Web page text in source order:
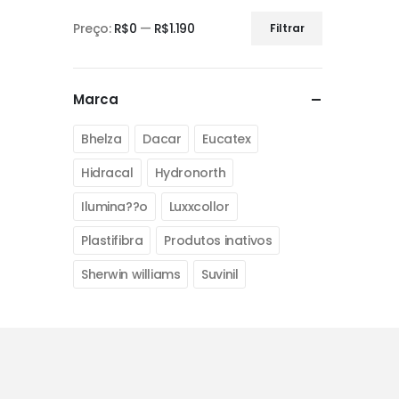
Filtrar
Preço: R$0 — R$1.190
Marca
Bhelza Dacar
Eucatex
Hidracal
Hydronorth
Ilumina??o
Luxxcollor
Plastifibra
Produtos inativos
Sherwin williams
Suvinil